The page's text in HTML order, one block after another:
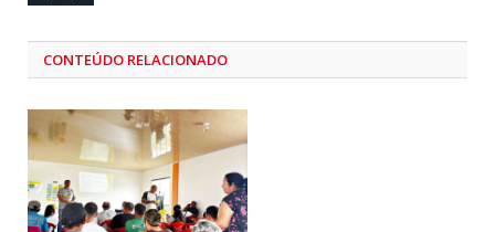
CONTEÚDO RELACIONADO